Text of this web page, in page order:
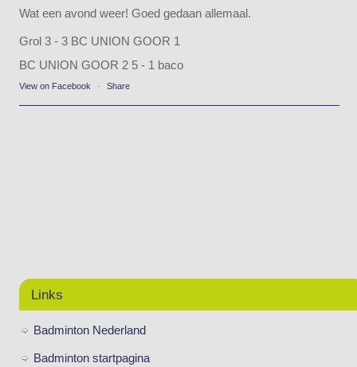
Wat een avond weer! Goed gedaan allemaal.
Grol 3 - 3 BC UNION GOOR 1
BC UNION GOOR 2 5 - 1 baco
View on Facebook · Share
Links
Badminton Nederland
Badminton startpagina